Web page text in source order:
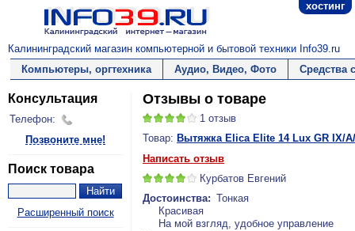
хостинг
Калининградский магазин компьютерной и бытовой техники Info39.ru
Компьютеры, оргтехника
Аудио, Видео, Фото Средства
Консультация
Телефон:
Позвоните мне!
Поиск товара
Расширенный поиск
Отзывы о товаре
1 отзыв
Товар: Вытяжка Elica Elite 14 Lux GR IX/
Написать отзыв
Курбатов Евгений
Достоинства: Тонкая
Красивая
На мой взгляд, удобное управление